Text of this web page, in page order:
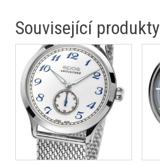
Související produkty